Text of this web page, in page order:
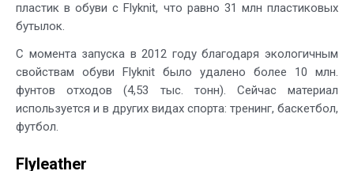
пластик в обуви с Flyknit, что равно 31 млн пластиковых
бутылок.
С момента запуска в 2012 году благодаря экологичным
свойствам обуви Flyknit было удалено более 10 млн.
фунтов отходов (4,53 тыс. тонн). Сейчас материал
используется и в других видах спорта: тренинг, баскетбол,
футбол.
Flyleather